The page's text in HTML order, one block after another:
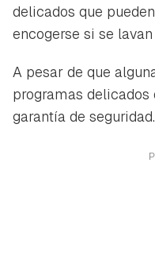
delicados que
encogerse si se
A pesar de que
programas delicados
garantía de seguridad.